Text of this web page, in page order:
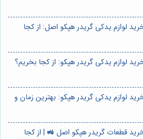
لوازم یدکی گریدر هپکو اصل: از کجا
لوازم یدکی گریدر هپکو: از کجا بخریم؟
لوازم یدکی گریدر هپکو: بهترین زمان و
قطعات گریدر هپکو اصل 🚜 | از کجا